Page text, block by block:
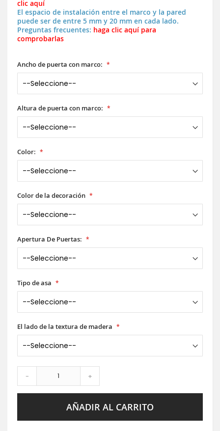
clic aquí
El espacio de instalación entre el marco y la pared
puede ser de entre 5 mm y 20 mm en cada lado.
Preguntas frecuentes: haga clic aquí para
comprobarlas
Ancho de puerta con marco:
Altura de puerta con marco:
Color:
Color de la decoración
Apertura De Puertas:
Tipo de asa
El lado de la textura de madera
- +
AÑADIR AL CARRITO